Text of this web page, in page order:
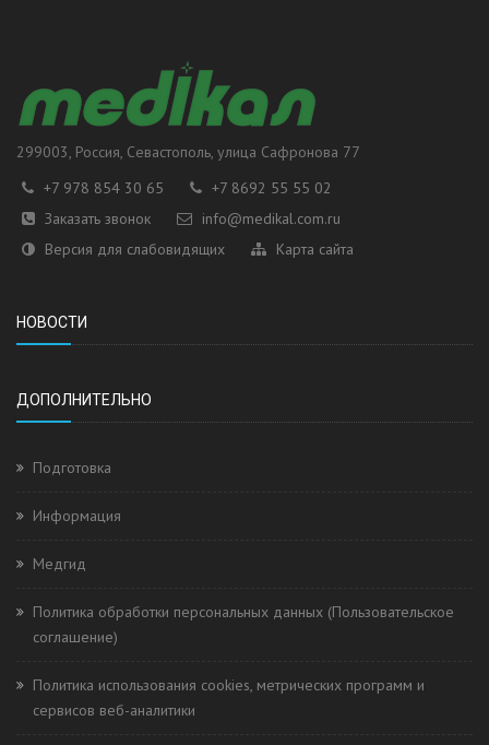
299003, Россия, Севастополь, улица Сафронова 77
+7 978 854 30 65
+7 8692 55 55 02
Заказать звонок
info@medikal.com.ru
Версия для слабовидящих
Карта сайта
НОВОСТИ
ДОПОЛНИТЕЛЬНО
Подготовка
Информация
Медгид
Политика обработки персональных данных (Пользовательское
соглашение)
Политика использования cookies, метрических программ и
сервисов веб-аналитики